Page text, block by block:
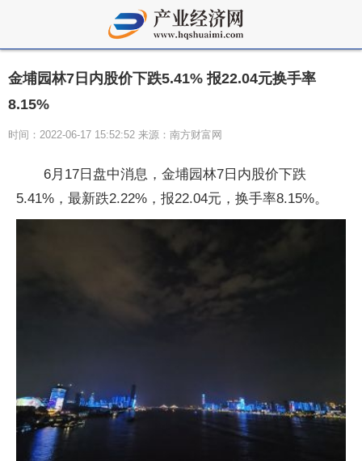
金埔园林7日内股价下跌5.41% 报22.04元换手率
8.15%
时间：2022-06-17 15:52:52 来源：南方财富网
6月17日盘中消息，金埔园林7日内股价下跌
5.41%，最新跌2.22%，报22.04元，换手率8.15%。